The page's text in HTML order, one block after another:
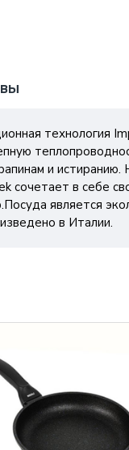
технология
и истиранию.
в себе
является
в Италии.